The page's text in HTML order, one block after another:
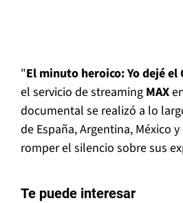
"El minuto heroico: Yo dejé el
el servicio de streaming MAX
documental se realizó a lo
de España, Argentina, México
romper el silencio sobre sus
Te puede interesar